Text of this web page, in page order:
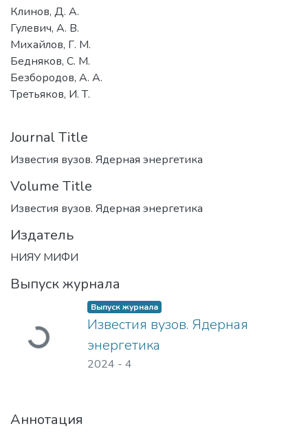
Клинов, Д. А.
Гулевич, А. В.
Михайлов, Г. М.
Бедняков, С. М.
Безбородов, А. А.
Третьяков, И. Т.
Journal Title
Известия вузов. Ядерная энергетика
Volume Title
Известия вузов. Ядерная энергетика
Издатель
НИЯУ МИФИ
Выпуск журнала
Загружается...
Выпуск журнала
Известия вузов. Ядерная
энергетика
2024 - 4
Аннотация